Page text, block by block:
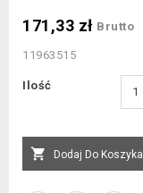
171,33 zł Brutto
11963515
Ilość
 Dodaj Do Koszyka